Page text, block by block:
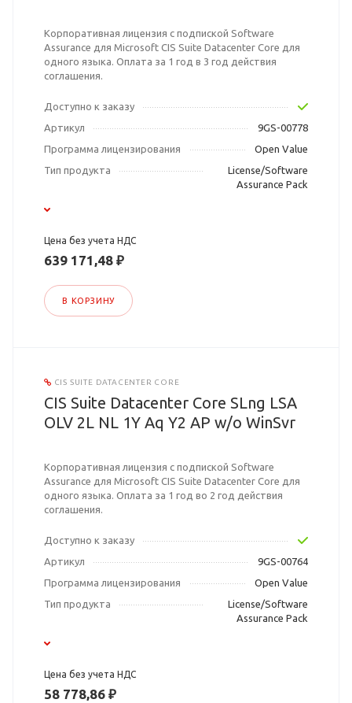
Корпоративная лицензия с подпиской Software
Assurance для Microsoft CIS Suite Datacenter Core для
одного языка. Оплата за 1 год в 3 год действия
соглашения.
Доступно к заказу
Артикул
9GS-00778
Программа лицензирования
Open Value
Тип продукта
License/Software
Assurance Pack
Цена без учета НДС
639 171,48 ₽
В КОРЗИНУ
CIS SUITE DATACENTER CORE
CIS Suite Datacenter Core SLng LSA
OLV 2L NL 1Y Aq Y2 AP w/o WinSvr
Корпоративная лицензия с подпиской Software
Assurance для Microsoft CIS Suite Datacenter Core для
одного языка. Оплата за 1 год во 2 год действия
соглашения.
Доступно к заказу
Артикул
9GS-00764
Программа лицензирования
Open Value
Тип продукта
License/Software
Assurance Pack
Цена без учета НДС
58 778,86 ₽